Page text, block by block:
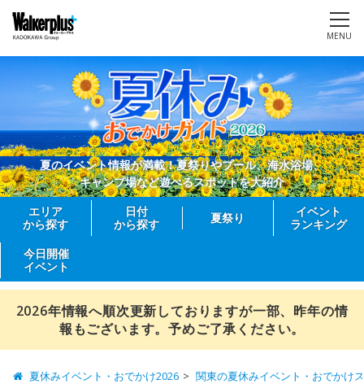
MENU
夏のイベント情報が満載！夏祭りやプール、海水浴場、
キャンプ場など遊べるスポットを大紹介
エリア
から探す
日付
から探す
夏祭り
イベント
ランキング
今日開催
イベント
2026年情報へ順次更新しておりますが一部、昨年の情
報もございます。予めご了承ください。
夏休みイベント・おでかけ2026 関東の夏休みイベント・おでかけ